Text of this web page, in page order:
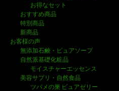
お得なセット
おすすめ商品
特別商品
新商品
お客様の声
無添加石鹸・ピュアソープ
自然派基礎化粧品
モイスチャーエッセンス
美容サプリ・自然食品
ツバメの巣 ピュアゼリー